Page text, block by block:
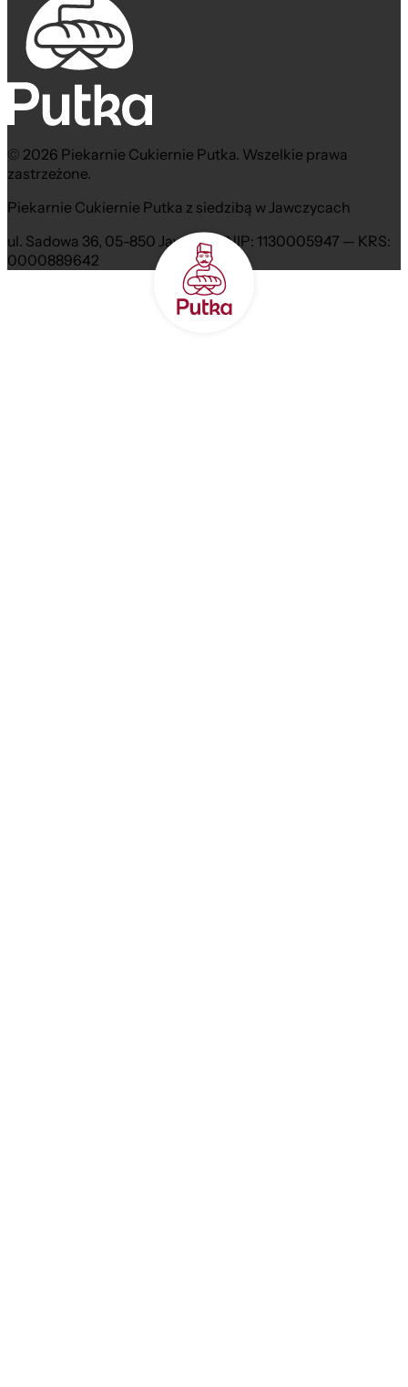
© 2026 Piekarnie Cukiernie Putka. Wszelkie prawa
zastrzeżone.
Piekarnie Cukiernie Putka z siedzibą w Jawczycach
ul. Sadowa 36, 05-850 Jawczyce NIP: 1130005947 — KRS:
0000889642